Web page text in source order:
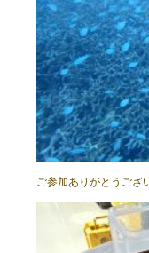
ご参加ありがとうござ